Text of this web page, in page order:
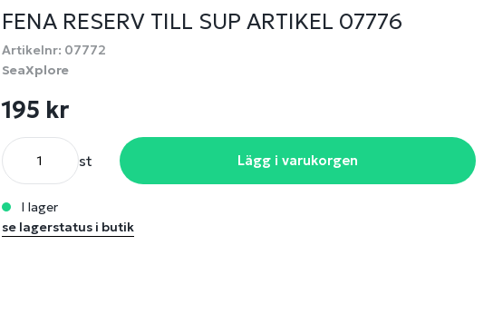
FENA RESERV TILL SUP ARTIKEL 07776
Artikelnr: 07772
SeaXplore
195 kr
st Lägg i varukorgen
i lager
se lagerstatus i butik